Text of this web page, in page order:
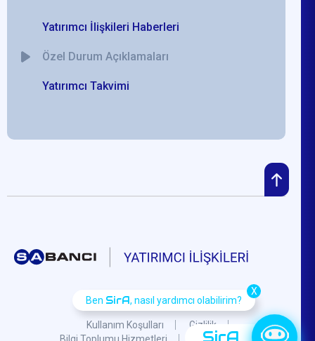
Yatırımcı İlişkileri Haberleri
Özel Durum Açıklamaları
Yatırımcı Takvimi
Kullanım Koşulları
Gizlilik
Bilgi Toplumu Hizmetleri
KVKK S.S.S.
SirA
Ben SirA, nasıl yardımcı olabilirim?
X